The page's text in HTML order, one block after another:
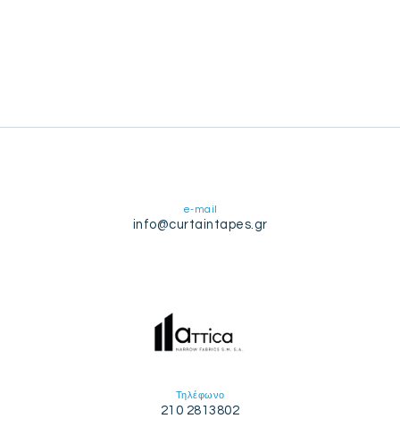
e-mail
info@curtaintapes.gr
Τηλέφωνο
210 2813802